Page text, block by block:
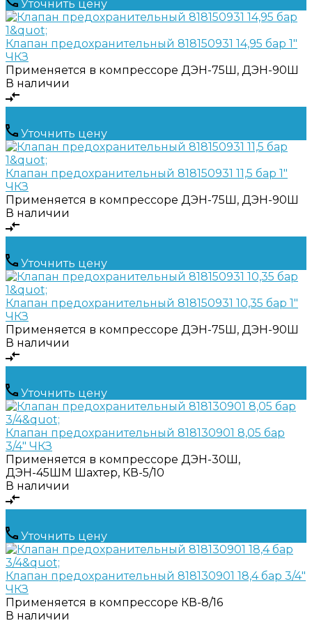
Уточнить цену
Клапан предохранительный 818150931 14,95 бар 1"
ЧКЗ
Применяется в компрессоре ДЭН-75Ш, ДЭН-90Ш
В наличии
Уточнить цену
Клапан предохранительный 818150931 11,5 бар 1"
ЧКЗ
Применяется в компрессоре ДЭН-75Ш, ДЭН-90Ш
В наличии
Уточнить цену
Клапан предохранительный 818150931 10,35 бар 1"
ЧКЗ
Применяется в компрессоре ДЭН-75Ш, ДЭН-90Ш
В наличии
Уточнить цену
Клапан предохранительный 818130901 8,05 бар
3/4" ЧКЗ
Применяется в компрессоре ДЭН-30Ш,
ДЭН-45ШМ Шахтер, КВ-5/10
В наличии
Уточнить цену
Клапан предохранительный 818130901 18,4 бар 3/4"
ЧКЗ
Применяется в компрессоре КВ-8/16
В наличии